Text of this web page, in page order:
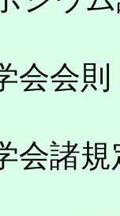
会会則
会諸規